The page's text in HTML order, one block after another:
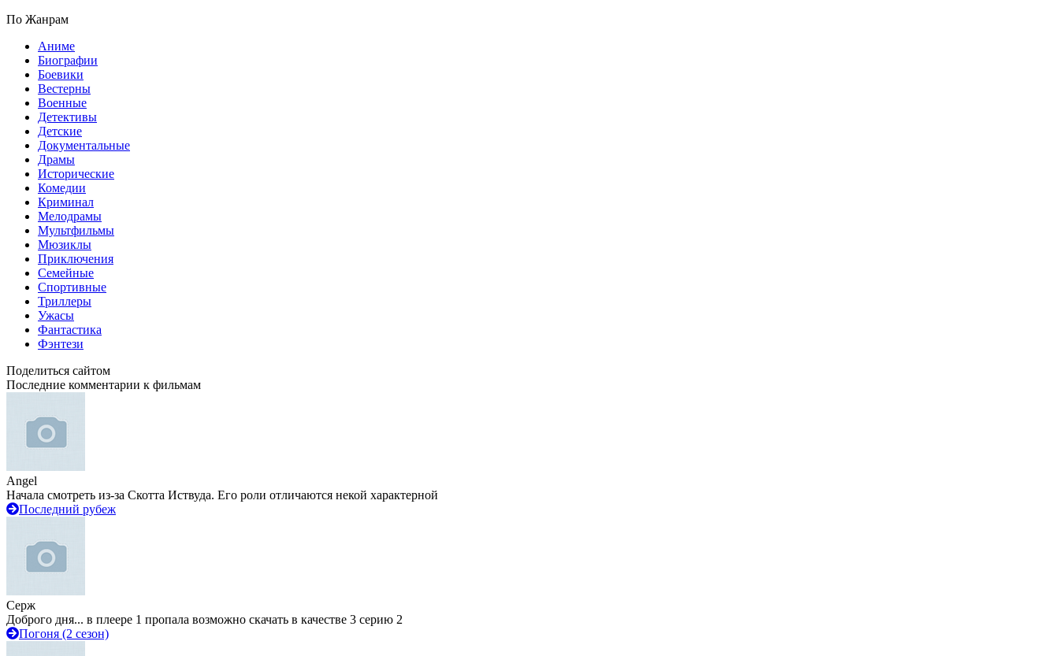
По Жанрам
Аниме
Биографии
Боевики
Вестерны
Военные
Детективы
Детские
Документальные
Драмы
Исторические
Комедии
Криминал
Мелодрамы
Мультфильмы
Мюзиклы
Приключения
Семейные
Спортивные
Триллеры
Ужасы
Фантастика
Фэнтези
Поделиться сайтом
Последние комментарии к фильмам
Angel
Начала смотреть из-за Скотта Иствуда. Его роли отличаются некой характерной
Последний рубеж
Серж
Доброго дня... в плеере 1 пропала возможно скачать в качестве 3 серию 2
Погоня (2 сезон)